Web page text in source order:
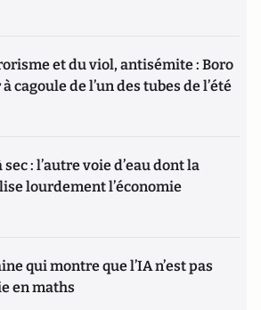
et du viol, antisémite : Boro
cagoule de l’un des tubes de l’été
: l’autre voie d’eau dont la
lourdement l’économie
qui montre que l’IA n’est pas
en maths